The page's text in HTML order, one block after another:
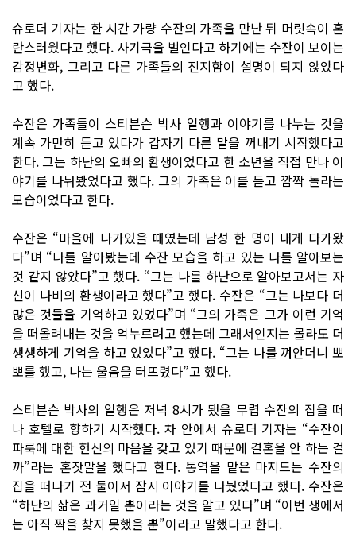
슈로더 기자는 한 시간 가량 수잔의 가족을 만난 뒤 머릿속이 혼
란스러웠다고 했다. 사기극을 벌인다고 하기에는 수잔이 보이는
감정변화, 그리고 다른 가족들의 진지함이 설명이 되지 않았다
고 했다.
수잔은 가족들이 스티븐슨 박사 일행과 이야기를 나누는 것을
계속 가만히 듣고 있다가 갑자기 다른 말을 꺼내기 시작했다고
한다. 그는 하난의 오빠의 환생이었다고 한 소년을 직접 만나 이
야기를 나눠봤었다고 했다. 그의 가족은 이를 듣고 깜짝 놀라는
모습이었다고 한다.
수잔은 “마을에 나가있을 때였는데 남성 한 명이 내게 다가왔
다”며 “나를 알아봤는데 수잔 모습을 하고 있는 나를 알아보는
것 같지 않았다”고 했다. “그는 나를 하난으로 알아보고서는 자
신이 나비의 환생이라고 했다”고 했다. 수잔은 “그는 나보다 더
많은 것들을 기억하고 있었다”며 “그의 가족은 그가 이런 기억
을 떠올려내는 것을 억누르려고 했는데 그래서인지는 몰라도 더
생생하게 기억을 하고 있었다”고 했다. “그는 나를 껴안더니 뽀
뽀를 했고, 나는 울음을 터뜨렸다”고 했다.
스티븐슨 박사의 일행은 저녁 8시가 됐을 무렵 수잔의 집을 떠
나 호텔로 향하기 시작했다. 차 안에서 슈로더 기자는 “수잔이
파룩에 대한 헌신의 마음을 갖고 있기 때문에 결혼을 안 하는 걸
까”라는 혼잣말을 했다고 한다. 통역을 맡은 마지드는 수잔의
집을 떠나기 전 둘이서 잠시 이야기를 나눴었다고 했다. 수잔은
“하난의 삶은 과거일 뿐이라는 것을 알고 있다”며 “이번 생에서
는 아직 짝을 찾지 못했을 뿐”이라고 말했다고 한다.